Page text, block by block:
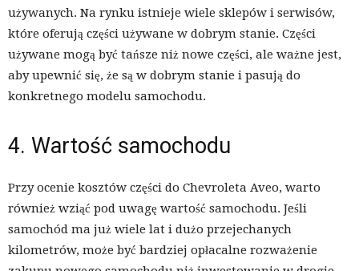
używanych. Na rynku istnieje wiele sklepów i serwisów,
które oferują części używane w dobrym stanie. Części
używane mogą być tańsze niż nowe części, ale ważne jest,
aby upewnić się, że są w dobrym stanie i pasują do
konkretnego modelu samochodu.
4. Wartość samochodu
Przy ocenie kosztów części do Chevroleta Aveo, warto
również wziąć pod uwagę wartość samochodu. Jeśli
samochód ma już wiele lat i dużo przejechanych
kilometrów, może być bardziej opłacalne rozważenie